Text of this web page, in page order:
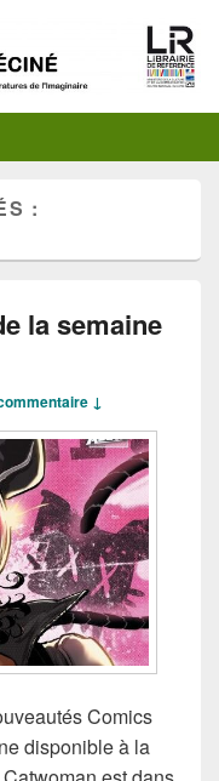
:
la semaine
↓
Comics
disponible à la